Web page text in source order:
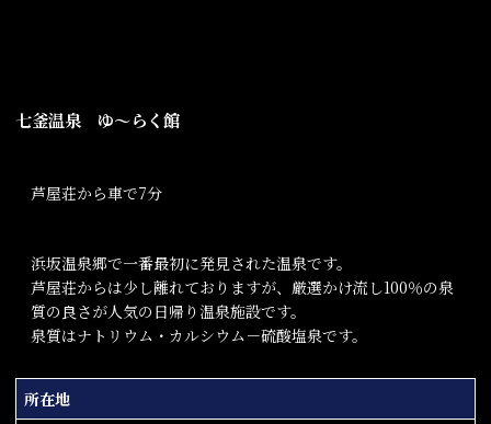
七釜温泉 ゆ～らく館
芦屋荘から車で7分
浜坂温泉郷で一番最初に発見された温泉です。
芦屋荘からは少し離れておりますが、厳選かけ流し100％の泉
質の良さが人気の日帰り温泉施設です。
泉質はナトリウム・カルシウム－硫酸塩泉です。
所在地